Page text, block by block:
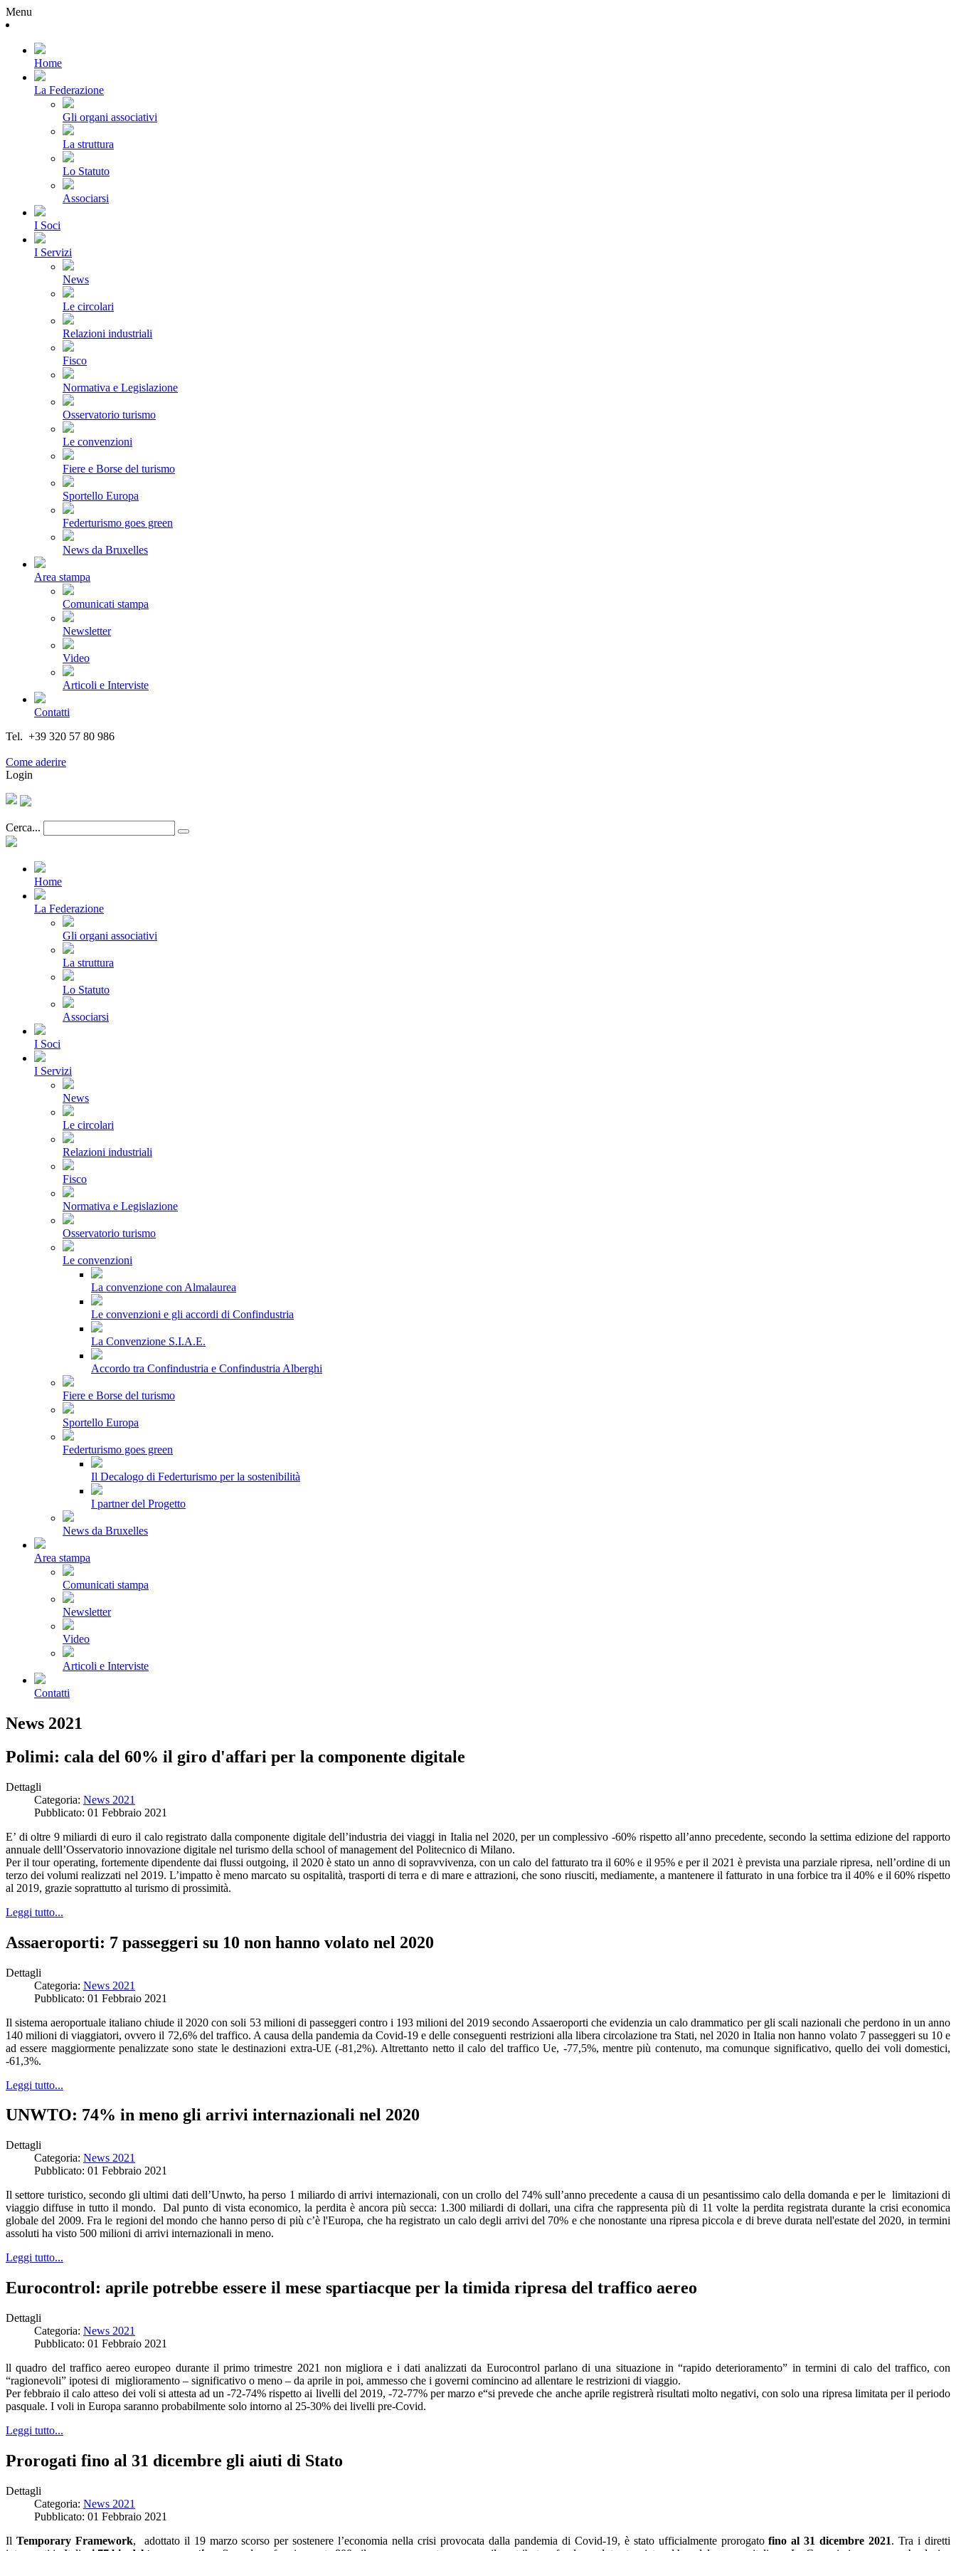
Menu
Home
La Federazione
Gli organi associativi
La struttura
Lo Statuto
Associarsi
I Soci
I Servizi
News
Le circolari
Relazioni industriali
Fisco
Normativa e Legislazione
Osservatorio turismo
Le convenzioni
Fiere e Borse del turismo
Sportello Europa
Federturismo goes green
News da Bruxelles
Area stampa
Comunicati stampa
Newsletter
Video
Articoli e Interviste
Contatti
Tel. +39 320 57 80 986
Come aderire
Login
Cerca...
Home
La Federazione
Gli organi associativi
La struttura
Lo Statuto
Associarsi
I Soci
I Servizi
News
Le circolari
Relazioni industriali
Fisco
Normativa e Legislazione
Osservatorio turismo
Le convenzioni
La convenzione con Almalaurea
Le convenzioni e gli accordi di Confindustria
La Convenzione S.I.A.E.
Accordo tra Confindustria e Confindustria Alberghi
Fiere e Borse del turismo
Sportello Europa
Federturismo goes green
Il Decalogo di Federturismo per la sostenibilità
I partner del Progetto
News da Bruxelles
Area stampa
Comunicati stampa
Newsletter
Video
Articoli e Interviste
Contatti
News 2021
Polimi: cala del 60% il giro d'affari per la componente digitale
Dettagli
Categoria: News 2021
Pubblicato: 01 Febbraio 2021
E’ di oltre 9 miliardi di euro il calo registrato dalla componente digitale dell’industria dei viaggi in Italia nel 2020, per un complessivo -60% rispetto all’anno precedente, secondo la settima edizione del rapporto
annuale delll’Osservatorio innovazione digitale nel turismo della school of management del Politecnico di Milano.
Per il tour operating, fortemente dipendente dai flussi outgoing, il 2020 è stato un anno di sopravvivenza, con un calo del fatturato tra il 60% e il 95% e per il 2021 è prevista una parziale ripresa, nell’ordine di un
terzo dei volumi realizzati nel 2019. L’impatto è meno marcato su ospitalità, trasporti di terra e di mare e attrazioni, che sono riusciti, mediamente, a mantenere il fatturato in una forbice tra il 40% e il 60% rispetto
al 2019, grazie soprattutto al turismo di prossimità.
Leggi tutto...
Assaeroporti: 7 passeggeri su 10 non hanno volato nel 2020
Dettagli
Categoria: News 2021
Pubblicato: 01 Febbraio 2021
Il sistema aeroportuale italiano chiude il 2020 con soli 53 milioni di passeggeri contro i 193 milioni del 2019 secondo Assaeroporti che evidenzia un calo drammatico per gli scali nazionali che perdono in un anno
140 milioni di viaggiatori, ovvero il 72,6% del traffico. A causa della pandemia da Covid-19 e delle conseguenti restrizioni alla libera circolazione tra Stati, nel 2020 in Italia non hanno volato 7 passeggeri su 10 e
ad essere maggiormente penalizzate sono state le destinazioni extra-UE (-81,2%). Altrettanto netto il calo del traffico Ue, -77,5%, mentre più contenuto, ma comunque significativo, quello dei voli domestici,
-61,3%.
Leggi tutto...
UNWTO: 74% in meno gli arrivi internazionali nel 2020
Dettagli
Categoria: News 2021
Pubblicato: 01 Febbraio 2021
Il settore turistico, secondo gli ultimi dati dell’Unwto, ha perso 1 miliardo di arrivi internazionali, con un crollo del 74% sull’anno precedente a causa di un pesantissimo calo della domanda e per le limitazioni di
viaggio diffuse in tutto il mondo. Dal punto di vista economico, la perdita è ancora più secca: 1.300 miliardi di dollari, una cifra che rappresenta più di 11 volte la perdita registrata durante la crisi economica
globale del 2009. Fra le regioni del mondo che hanno perso di più c’è l'Europa, che ha registrato un calo degli arrivi del 70% e che nonostante una ripresa piccola e di breve durata nell'estate del 2020, in termini
assoluti ha visto 500 milioni di arrivi internazionali in meno.
Leggi tutto...
Eurocontrol: aprile potrebbe essere il mese spartiacque per la timida ripresa del traffico aereo
Dettagli
Categoria: News 2021
Pubblicato: 01 Febbraio 2021
ll quadro del traffico aereo europeo durante il primo trimestre 2021 non migliora e i dati analizzati da Eurocontrol parlano di una situazione in “rapido deterioramento” in termini di calo del traffico, con
“ragionevoli” ipotesi di miglioramento – significativo o meno – da aprile in poi, ammesso che i governi comincino ad allentare le restrizioni di viaggio.
Per febbraio il calo atteso dei voli si attesta ad un -72-74% rispetto ai livelli del 2019, -72-77% per marzo e“si prevede che anche aprile registrerà risultati molto negativi, con solo una ripresa limitata per il periodo
pasquale. I voli in Europa saranno probabilmente solo intorno al 25-30% dei livelli pre-Covid.
Leggi tutto...
Prorogati fino al 31 dicembre gli aiuti di Stato
Dettagli
Categoria: News 2021
Pubblicato: 01 Febbraio 2021
Il Temporary Framework, adottato il 19 marzo scorso per sostenere l’economia nella crisi provocata dalla pandemia di Covid-19, è stato ufficialmente prorogatofino al 31 dicembre 2021. Tra i diretti